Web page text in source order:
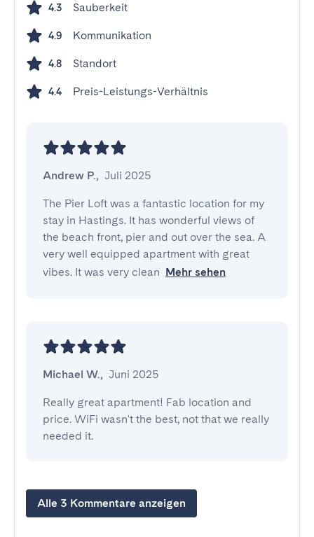
4.3 Sauberkeit
4.9 Kommunikation
4.8 Standort
4.4 Preis-Leistungs-Verhältnis
Andrew P., Juli 2025
The Pier Loft was a fantastic location for my
stay in Hastings. It has wonderful views of
the beach front, pier and out over the sea. A
very well equipped apartment with great
vibes. It was very clean Mehr sehen
Michael W., Juni 2025
Really great apartment! Fab location and
price. WiFi wasn't the best, not that we really
needed it.
Alle 3 Kommentare anzeigen